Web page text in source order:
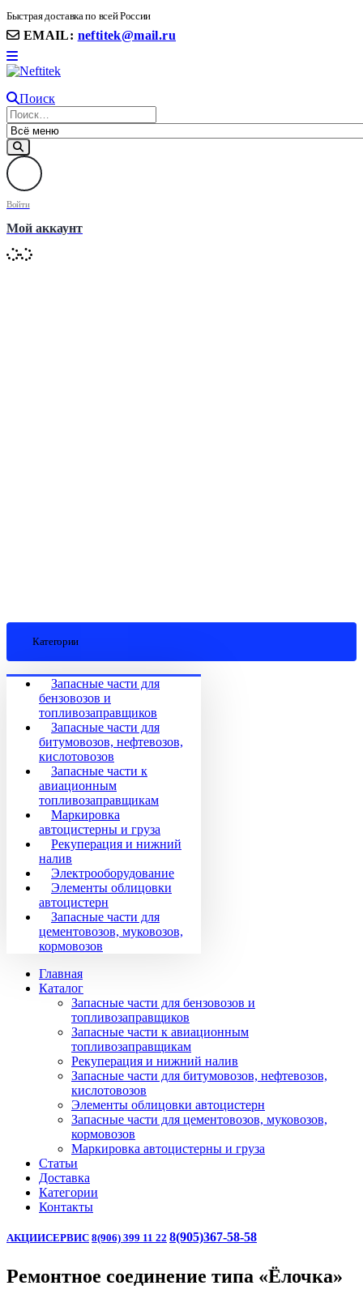
Быстрая доставка по всей России
EMAIL: neftitek@mail.ru
Поиск
Войти
Мой аккаунт
Категории
Запасные части для
бензовозов и
топливозаправщиков
Запасные части для
битумовозов, нефтевозов,
кислотовозов
Запасные части к
авиационным
топливозаправщикам
Маркировка
автоцистерны и груза
Рекуперация и нижний
налив
Электрооборудование
Элементы облицовки
автоцистерн
Запасные части для
цементовозов, муковозов,
кормовозов
Главная
Каталог
Запасные части для бензовозов и
топливозаправщиков
Запасные части к авиационным
топливозаправщикам
Рекуперация и нижний налив
Запасные части для битумовозов, нефтевозов,
кислотовозов
Элементы облицовки автоцистерн
Запасные части для цементовозов, муковозов,
кормовозов
Маркировка автоцистерны и груза
Статьи
Доставка
Категории
Контакты
АКЦИИСЕРВИС 8(906) 399 11 22 8(905)367-58-58
Ремонтное соединение типа «Ёлочка»
8(906) 399 11 22 | 8(905)367-58-58